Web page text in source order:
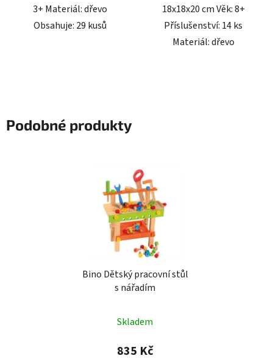
3+ Materiál: dřevo
Obsahuje: 29 kusů
18x18x20 cm Věk: 8+
Příslušenství: 14 ks
Materiál: dřevo
Podobné produkty
Bino Dětský pracovní stůl
s nářadím
hodnocení
produktu
Skladem
835 Kč